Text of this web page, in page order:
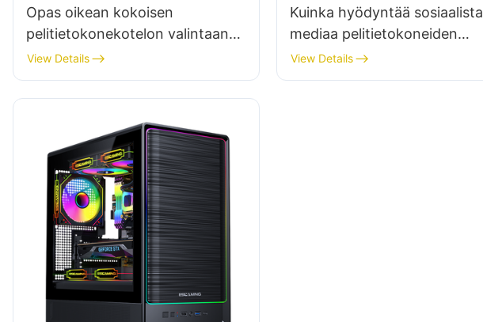
Opas oikean kokoisen
pelitietokonekotelon valintaan
huippuluokan komponenteille
View Details
Kuinka hyödyntää sosiaalista
mediaa pelitietokoneiden
koteloiden markkinoinnissa?
View Details